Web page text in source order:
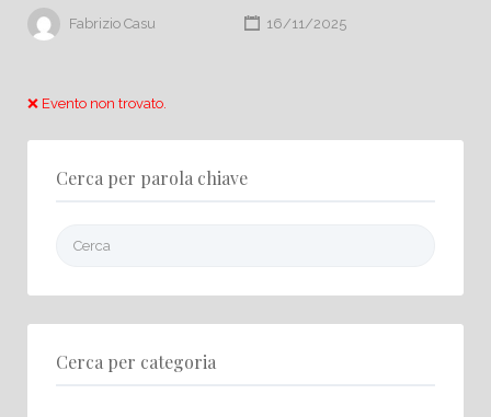
Fabrizio Casu 16/11/2025
❌ Evento non trovato.
Cerca per parola chiave
Cerca per categoria